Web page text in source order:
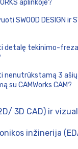
aplinkoje?
SWOOD DESIGN ir
detalę tekinimo-
nenutrūkstamą 3
su CAMWorks CAM?
3D CAD) ir
3DCADinžinerija